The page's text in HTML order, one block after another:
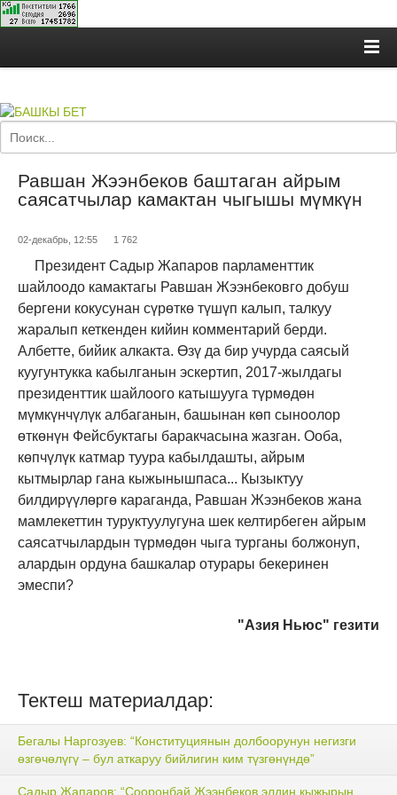
Равшан Жээнбеков баштаган айрым
саясатчылар камактан чыгышы мүмкүн
02-декабрь, 12:55 1 762
Президент Садыр Жапаров парламенттик
шайлоодо камактагы Равшан Жээнбековго добуш
бергени кокусунан сүрөткө түшүп калып, талкуу
жаралып кеткенден кийин комментарий берди.
Албетте, бийик алкакта. Өзү да бир учурда саясый
куугунтукка кабылганын эскертип, 2017-жылдагы
президенттик шайлоого катышууга түрмөдөн
мүмкүнчүлүк албаганын, башынан көп сыноолор
өткөнүн Фейсбуктагы баракчасына жазган. Ооба,
көпчүлүк катмар туура кабылдашты, айрым
кытмырлар гана кыжынышпаса... Кызыктуу
билдирүүлөргө караганда, Равшан Жээнбеков жана
мамлекеттин туруктуулугуна шек келтирбеген айрым
саясатчылардын түрмөдөн чыга турганы болжонуп,
алардын ордуна башкалар отурары бекеринен
эмеспи?
"Азия Ньюс" гезити
Тектеш материалдар:
Бегалы Наргозуев: “Конституциянын долбоорунун негизги
өзгөчөлүгү – бул аткаруу бийлигин ким түзгөнүндө”
Садыр Жапаров: “Сооронбай Жээнбеков элдин кыжырын